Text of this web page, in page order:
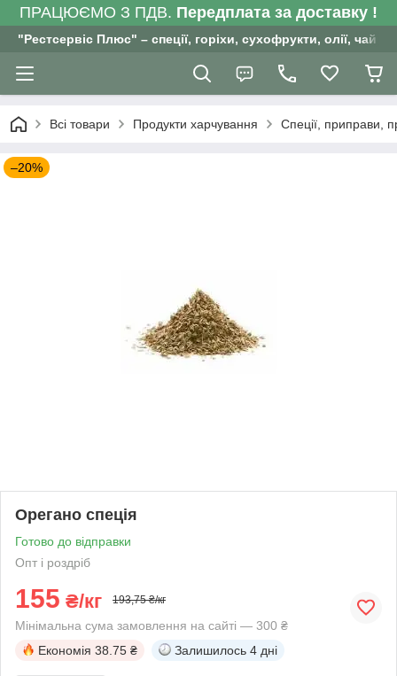
ПРАЦЮЄМО З ПДВ. Передплата за доставку !
"Рестсервіс Плюс" – спеції, горіхи, сухофрукти, олії, чай ,
Всі товари Продукти харчування Спеції, приправи,
–20%
Орегано спеція
Готово до відправки
Опт і роздріб
155 ₴/кг 193,75 ₴/кг
Мінімальна сума замовлення на сайті — 300 ₴
Економія 38.75 ₴ Залишилось 4 дні